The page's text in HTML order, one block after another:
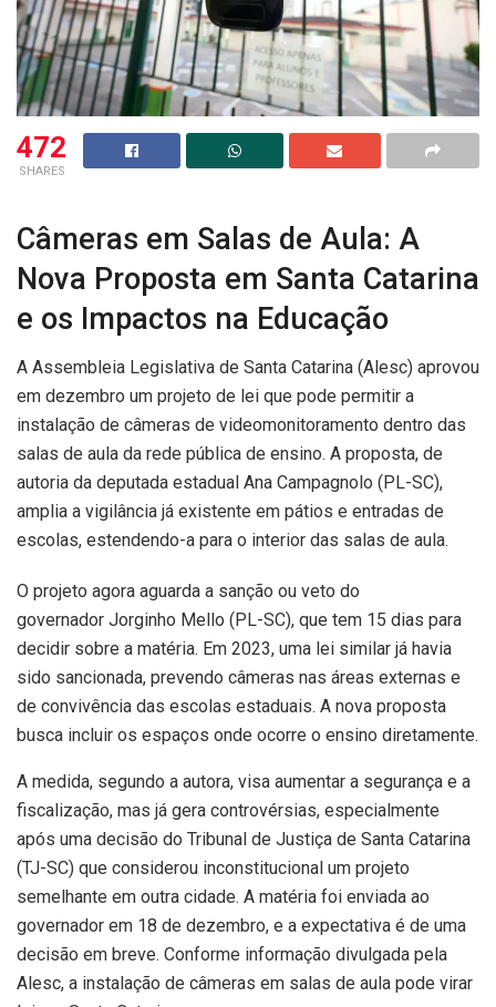
472
SHARES
Câmeras em Salas de Aula: A
Nova Proposta em Santa Catarina
e os Impactos na Educação
A Assembleia Legislativa de Santa Catarina (Alesc) aprovou
em dezembro um projeto de lei que pode permitir a
instalação de câmeras de videomonitoramento dentro das
salas de aula da rede pública de ensino. A proposta, de
autoria da deputada estadual Ana Campagnolo (PL-SC),
amplia a vigilância já existente em pátios e entradas de
escolas, estendendo-a para o interior das salas de aula.
O projeto agora aguarda a sanção ou veto do
governador Jorginho Mello (PL-SC), que tem 15 dias para
decidir sobre a matéria. Em 2023, uma lei similar já havia
sido sancionada, prevendo câmeras nas áreas externas e
de convivência das escolas estaduais. A nova proposta
busca incluir os espaços onde ocorre o ensino diretamente.
A medida, segundo a autora, visa aumentar a segurança e a
fiscalização, mas já gera controvérsias, especialmente
após uma decisão do Tribunal de Justiça de Santa Catarina
(TJ-SC) que considerou inconstitucional um projeto
semelhante em outra cidade. A matéria foi enviada ao
governador em 18 de dezembro, e a expectativa é de uma
decisão em breve. Conforme informação divulgada pela
Alesc, a instalação de câmeras em salas de aula pode virar